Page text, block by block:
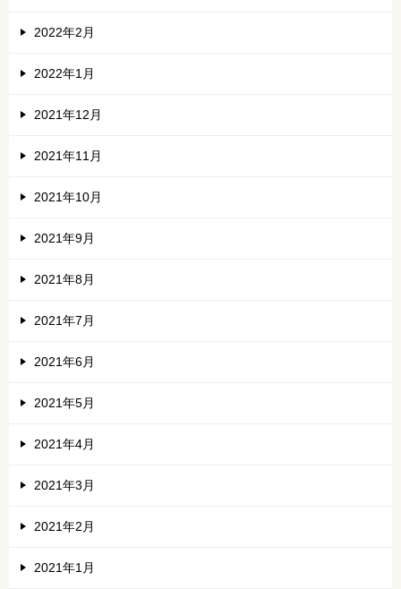
2022年2月
2022年1月
2021年12月
2021年11月
2021年10月
2021年9月
2021年8月
2021年7月
2021年6月
2021年5月
2021年4月
2021年3月
2021年2月
2021年1月